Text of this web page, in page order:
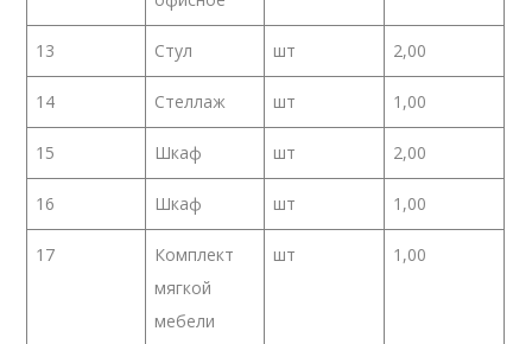
13 Стул шт 2,00
14 Стеллаж шт 1,00
15 Шкаф шт 2,00
16 Шкаф шт 1,00
17
Комплект
мягкой
мебели
шт 1,00